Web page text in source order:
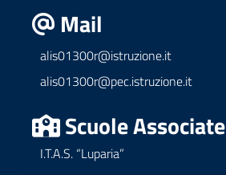
Mail
alis01300r@istruzione.it
alis01300r@pec.istruzione.it
Scuole Associate
I.T.A.S. “Luparia”